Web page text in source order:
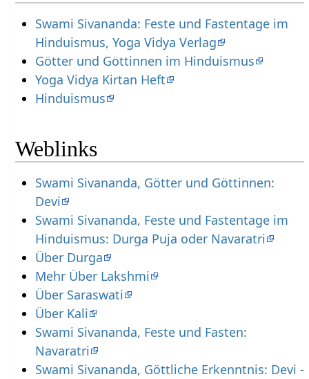
Swami Sivananda: Feste und Fastentage im
Hinduismus, Yoga Vidya Verlag
Götter und Göttinnen im Hinduismus
Yoga Vidya Kirtan Heft
Hinduismus
Weblinks
Swami Sivananda, Götter und Göttinnen:
Devi
Swami Sivananda, Feste und Fastentage im
Hinduismus: Durga Puja oder Navaratri
Über Durga
Mehr Über Lakshmi
Über Saraswati
Über Kali
Swami Sivananda, Feste und Fasten:
Navaratri
Swami Sivananda, Göttliche Erkenntnis: Devi -